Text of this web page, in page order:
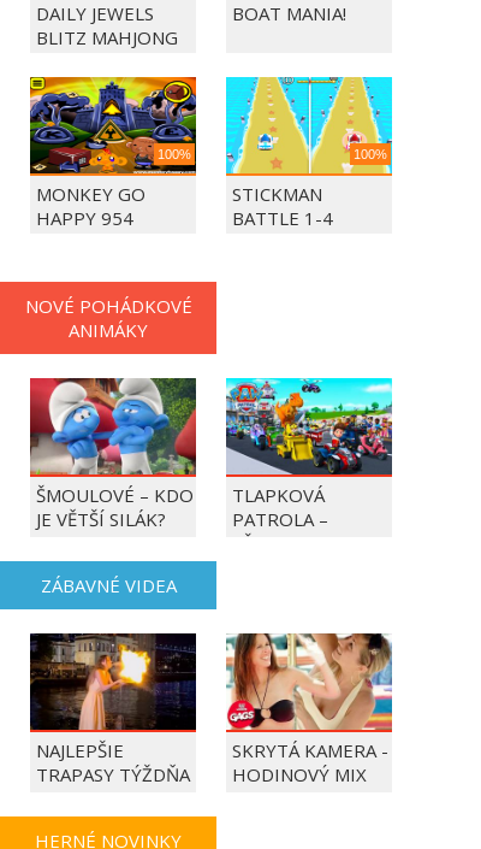
DAILY JEWELS
BLITZ MAHJONG
BOAT MANIA!
100%
MONKEY GO
HAPPY 954
100%
STICKMAN
BATTLE 1-4
NOVÉ POHÁDKOVÉ
ANIMÁKY
ŠMOULOVÉ – KDO
JE VĚTŠÍ SILÁK?
TLAPKOVÁ
PATROLA –
VŠECHNY TLAPKY
ZÁBAVNÉ VIDEA
NAJLEPŠIE
TRAPASY TÝŽDŇA
SKRYTÁ KAMERA -
HODINOVÝ MIX
HERNÉ NOVINKY